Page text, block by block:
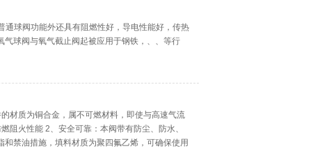
球阀功能外还具有阻燃性好，导电性能好，传热
球阀与氧气截止阀起被应用于钢铁，、、等行
材质为铜合金，属不可燃材料，即使与高速气流
阻火性能 2、安全可靠：本阀带有防尘、防水、
禁油措施，填料材质为聚四氟乙烯，可确保使用